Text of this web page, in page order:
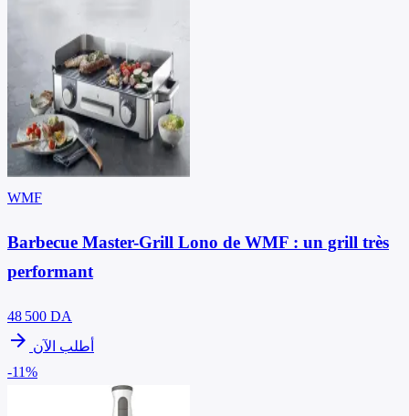
WMF
Barbecue Master-Grill Lono de WMF : un grill très
performant
48 500 DA
arrow_forward أطلب الآن
-11%